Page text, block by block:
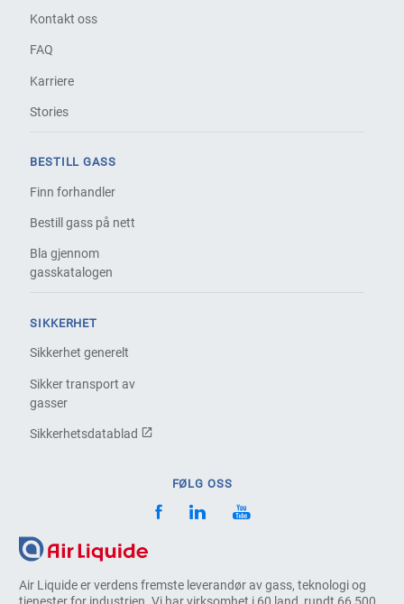
Air Liquide er verdens fremste leverandør av gass, teknologi og
Kontakt oss
FAQ
Karriere
Stories
BESTILL GASS
Finn forhandler
Bestill gass på nett
Bla gjennom
gasskatalogen
SIKKERHET
Sikkerhet generelt
Sikker transport av
gasser
Sikkerhetsdatablad
FØLG OSS